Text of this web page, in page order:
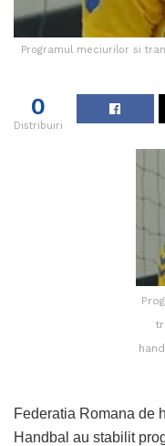
Programul meciurilor si
0
Distribuiri
Federatia Romana de
Handbal au stabilit